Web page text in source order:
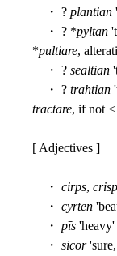
・ ? plantian
・ ? *pyltan
*pultiare,
・ ? sealtian
・ ? trahtian
tractare, if not
[ Adjectives ]
・ cirps, crisp
・ cyrten
・ pīs
・ sicor